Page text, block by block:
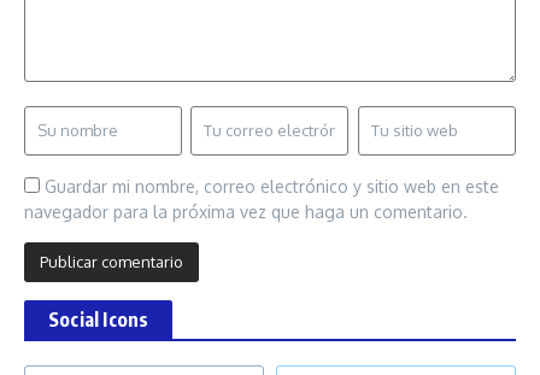
Guardar mi nombre, correo electrónico y sitio web en este
navegador para la próxima vez que haga un comentario.
Social Icons